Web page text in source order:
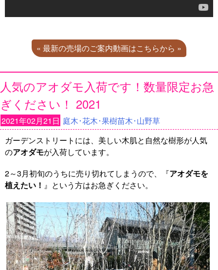
« 最新の売場のご案内動画はこちらから »
人気のアオダモ入荷です！数量限定お急
ぎください！ 2021
2021年02月21日 庭木･花木･果樹苗木･山野草
ガーデンストリートには、美しい木肌と自然な樹形が人気
のアオダモが入荷しています。
2～3月初旬のうちに売り切れてしまうので、『アオダモを
植えたい！ 』という方はお急ぎください。